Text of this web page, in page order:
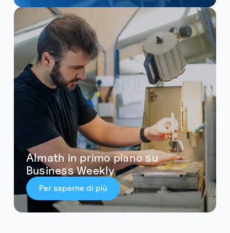
Almath in primo piano su
Business Weekly
Per saperne di più